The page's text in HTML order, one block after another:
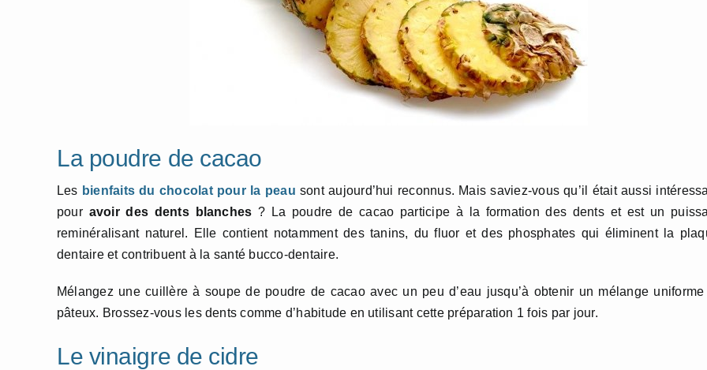
La poudre de cacao
Les bienfaits du chocolat pour la peau sont aujourd’hui reconnus. Mais saviez-vous qu’il était aussi
pour avoir des dents blanches ? La poudre de cacao participe à la formation des dents et est un
reminéralisant naturel. Elle contient notamment des tanins, du fluor et des phosphates qui éliminent la
dentaire et contribuent à la santé bucco-dentaire.
Mélangez une cuillère à soupe de poudre de cacao avec un peu d’eau jusqu’à obtenir un mélange uniforme
pâteux. Brossez-vous les dents comme d’habitude en utilisant cette préparation 1 fois par jour.
Le vinaigre de cidre